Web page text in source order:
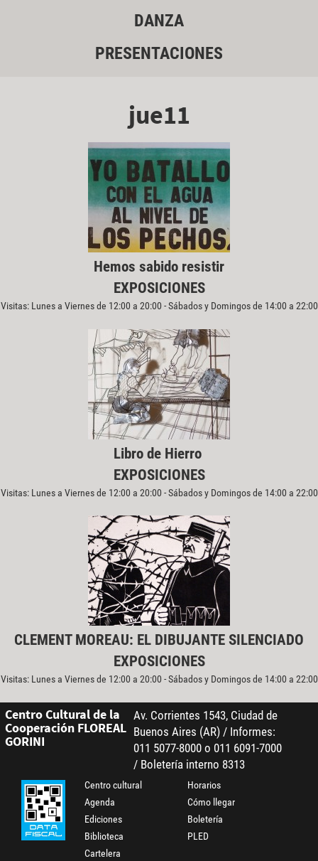
DANZA
PRESENTACIONES
jue11
Hemos sabido resistir
EXPOSICIONES
Visitas: Lunes a Viernes de 12:00 a 20:00 - Sábados y Domingos de 14:00 a 22:00
Libro de Hierro
EXPOSICIONES
Visitas: Lunes a Viernes de 12:00 a 20:00 - Sábados y Domingos de 14:00 a 22:00
CLEMENT MOREAU: EL DIBUJANTE SILENCIADO
EXPOSICIONES
Visitas: Lunes a Viernes de 12:00 a 20:00 - Sábados y Domingos de 14:00 a 22:00
Centro Cultural de la
Cooperación FLOREAL
GORINI
Av. Corrientes 1543, Ciudad de
Buenos Aires (AR) / Informes:
011 5077-8000 o 011 6091-7000
/ Boletería interno 8313
Centro cultural
Agenda
Ediciones
Biblioteca
Cartelera
Horarios
Cómo llegar
Boletería
PLED